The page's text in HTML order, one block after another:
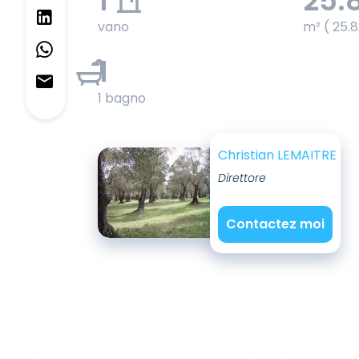
vano m² (
1
1 bagno
Christian LEMAITRE
Direttore
Contactez moi